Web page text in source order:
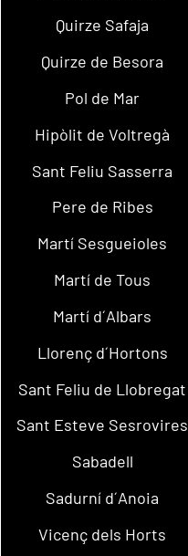
Quirze Safaja
Quirze de Besora
Pol de Mar
Hipòlit de Voltregà
Sant Feliu Sasserra
Pere de Ribes
Martí Sesgueioles
Martí de Tous
Martí d´Albars
Llorenç d´Hortons
Sant Feliu de Llobregat
Sant Esteve Sesrovires
Sabadell
Sadurní d´Anoia
Vicenç dels Horts